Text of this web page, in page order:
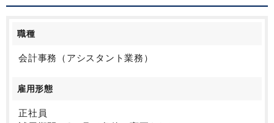
職種
会計事務（アシスタント業務）
雇用形態
正社員